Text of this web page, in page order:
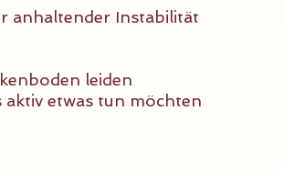
anhaltender Instabilität
leiden
etwas tun möchten